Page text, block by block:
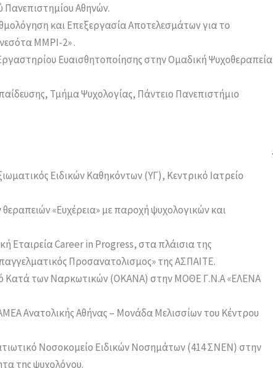
Πανεπιστημίου Αθηνών.
και Επεξεργασία Αποτελεσμάτων για το
ΜΜΡΙ-2» .
Ευαισθητοποίησης στην Ομαδική Ψυχοθεραπεία
Τμήμα Ψυχολογίας, Πάντειο Πανεπιστήμιο
Ειδικών Καθηκόντων (ΥΓ), Κεντρικό Ιατρείο
«Ευχέρεια» με παροχή ψυχολογικών και
Εταιρεία Career in Progress, στα πλάισια της
Προσανατολισμος» της ΑΣΠΑΙΤΕ.
Κατά των Ναρκωτικών (ΟΚΑΝΑ) στην ΜΟΘΕ Γ.Ν.Α «ΕΛΕΝΑ
Ανατολικής Αθήνας – Μονάδα Μελισσίων του Κέντρου
Nοσοκομείο Ειδικών Νοσημάτων (414 ΣΝΕΝ) στην
της ψυχολόγου.